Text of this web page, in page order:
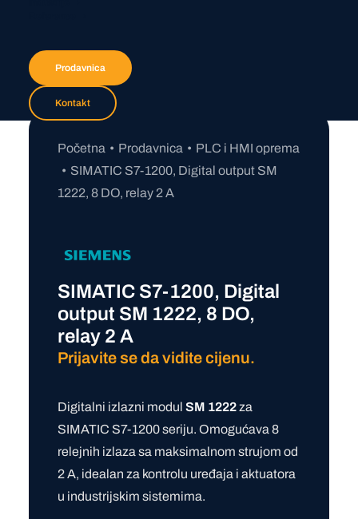
Prodavnica
Kontakt
Početna Prodavnica
PLC i HMI oprema
SIMATIC S7-1200, Digital output SM
1222, 8 DO, relay 2 A
SIMATIC S7-1200, Digital
output SM 1222, 8 DO,
relay 2 A
Prijavite se da vidite cijenu.
Digitalni izlazni modul SM 1222za
SIMATIC S7-1200 seriju. Omogućava 8
relejnih izlaza sa maksimalnom strujom od
2 A, idealan za kontrolu uređaja i aktuatora
u industrijskim sistemima.